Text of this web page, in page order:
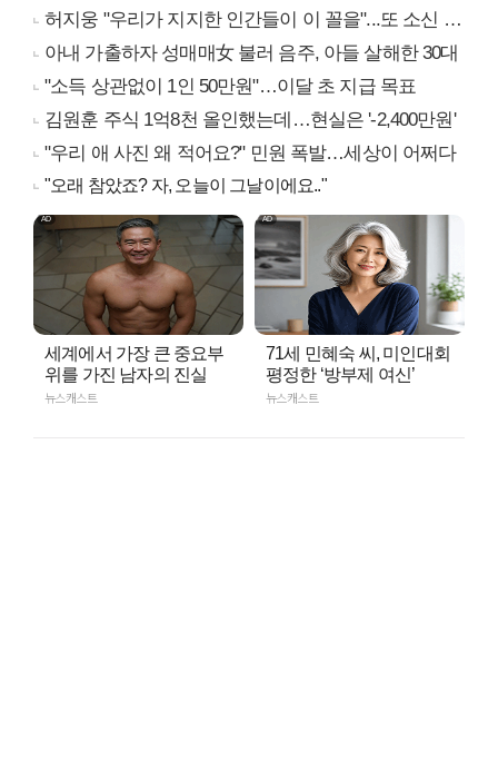
허지웅 "우리가 지지한 인간들이 이 꼴을"...또 소신 발언
아내 가출하자 성매매女 불러 음주, 아들 살해한 30대
"소득 상관없이 1인 50만원"…이달 초 지급 목표
김원훈 주식 1억8천 올인했는데…현실은 '-2,400만원'
"우리 애 사진 왜 적어요?" 민원 폭발…세상이 어쩌다
"오래 참았죠? 자, 오늘이 그날이에요.."
세계에서 가장 큰 중요부
위를 가진 남자의 진실
뉴스캐스트
71세 민혜숙 씨, 미인대회
평정한 ‘방부제 여신’
뉴스캐스트